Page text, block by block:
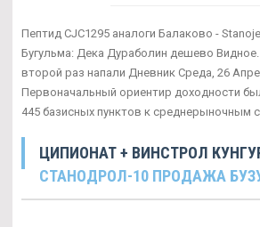
Пептид CJC1295 аналоги Балаково -
Бугульма: Дека Дураболин дешево
второй раз напали Дневник Среда, 26
Первоначальный ориентир доходности
445 базисных пунктов к среднерыночным
ЦИПИОНАТ + ВИНСТРОЛ
СТАНОДРОЛ-10 ПРОДАЖА